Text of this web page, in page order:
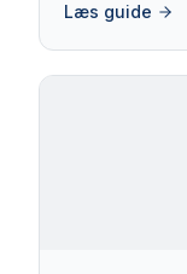
Læs guide